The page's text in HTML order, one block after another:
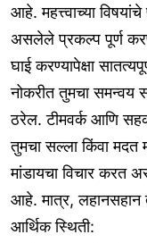
आहे. महत्त्वाच्या
असलेले प्रकल्प पूर्ण
घाई करण्यापेक्षा
नोकरीत तुमचा समन्वय
ठरेल. टीमवर्क आणि
तुमचा सल्ला किंवा मदत
मांडायचा विचार करत
आहे. मात्र, लहानसहान
आर्थिक स्थिती: